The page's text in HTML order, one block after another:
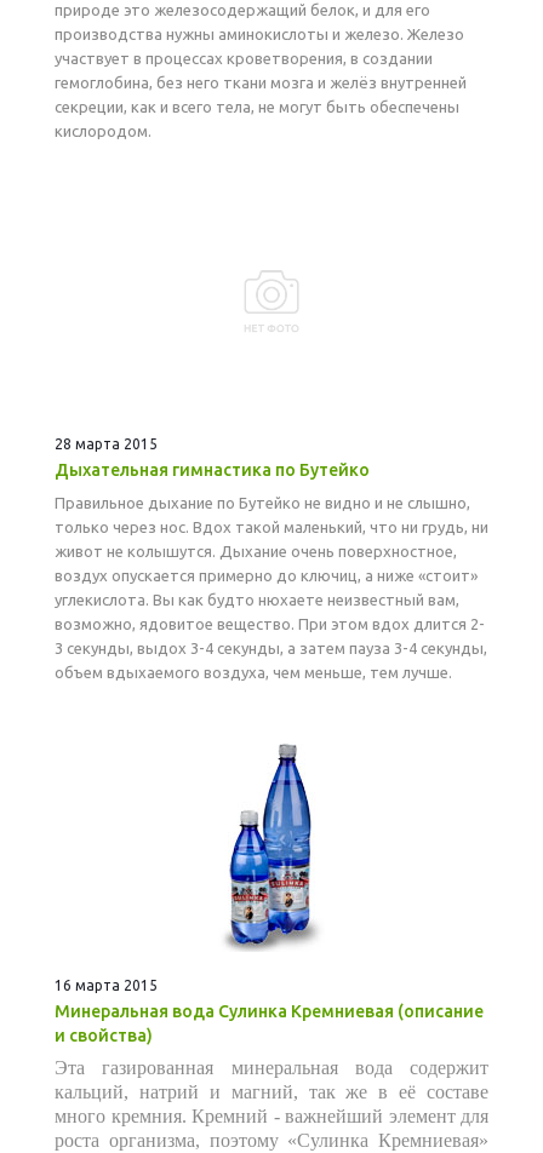
природе это железосодержащий белок, и для его
производства нужны аминокислоты и железо. Железо
участвует в процессах кроветворения, в создании
гемоглобина, без него ткани мозга и желёз внутренней
секреции, как и всего тела, не могут быть обеспечены
кислородом.
28 марта 2015
Дыхательная гимнастика по Бутейко
Правильное дыхание по Бутейко не видно и не слышно,
только через нос. Вдох такой маленький, что ни грудь, ни
живот не колышутся. Дыхание очень поверхностное,
воздух опускается примерно до ключиц, а ниже «стоит»
углекислота. Вы как будто нюхаете неизвестный вам,
возможно, ядовитое вещество. При этом вдох длится 2-
3 секунды, выдох 3-4 секунды, а затем пауза 3-4 секунды,
объем вдыхаемого воздуха, чем меньше, тем лучше.
16 марта 2015
Минеральная вода Сулинка Кремниевая (описание
и свойства)
Эта газированная минеральная вода содержит
кальций, натрий и магний, так же в её составе
много кремния. Кремний - важнейший элемент для
роста организма, поэтому «Сулинка Кремниевая»